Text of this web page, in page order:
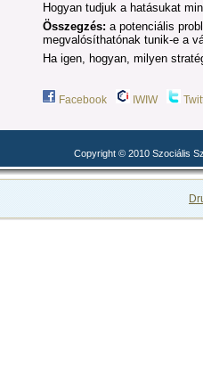
Hogyan tudjuk a hatásukat
Összegzés: a potenciális
megvalósíthatónak tunik-e a
Ha igen, hogyan, milyen
Facebook IWIW
Copyright © 2010 Szociális